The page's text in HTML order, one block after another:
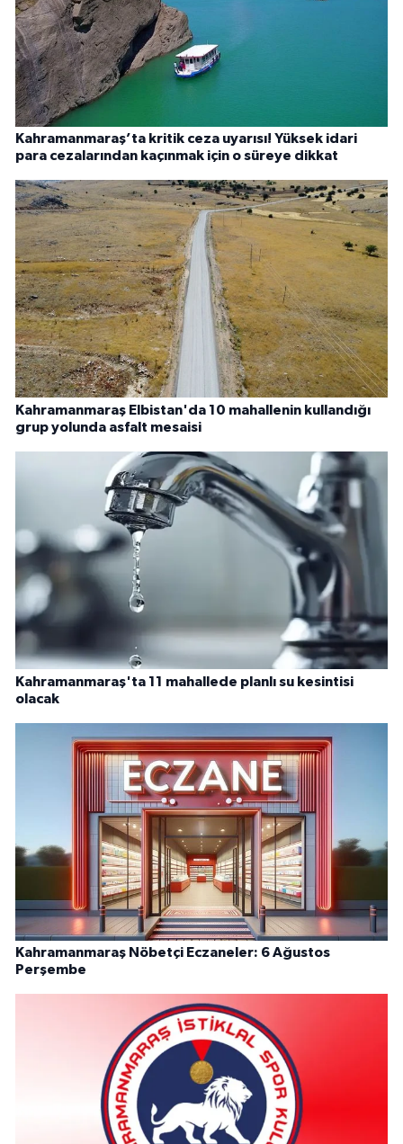
Kahramanmaraş’ta kritik ceza uyarısı! Yüksek idari
para cezalarından kaçınmak için o süreye dikkat
Kahramanmaraş Elbistan'da 10 mahallenin kullandığı
grup yolunda asfalt mesaisi
Kahramanmaraş'ta 11 mahallede planlı su kesintisi
olacak
Kahramanmaraş Nöbetçi Eczaneler: 6 Ağustos
Perşembe